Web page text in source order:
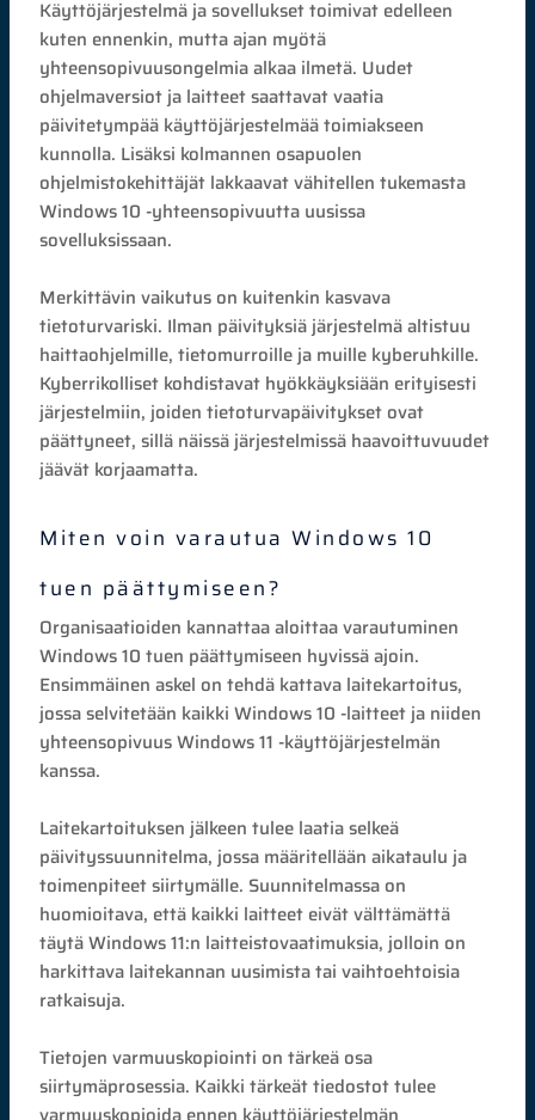
Käyttöjärjestelmä ja sovellukset toimivat edelleen
kuten ennenkin, mutta ajan myötä
yhteensopivuusongelmia alkaa ilmetä. Uudet
ohjelmaversiot ja laitteet saattavat vaatia
päivitetympää käyttöjärjestelmää toimiakseen
kunnolla. Lisäksi kolmannen osapuolen
ohjelmistokehittäjät lakkaavat vähitellen tukemasta
Windows 10 -yhteensopivuutta uusissa
sovelluksissaan.
Merkittävin vaikutus on kuitenkin kasvava
tietoturvariski. Ilman päivityksiä järjestelmä altistuu
haittaohjelmille, tietomurroille ja muille kyberuhkille.
Kyberrikolliset kohdistavat hyökkäyksiään erityisesti
järjestelmiin, joiden tietoturvapäivitykset ovat
päättyneet, sillä näissä järjestelmissä haavoittuvuudet
jäävät korjaamatta.
Miten voin varautua Windows 10
tuen päättymiseen?
Organisaatioiden kannattaa aloittaa varautuminen
Windows 10 tuen päättymiseen hyvissä ajoin.
Ensimmäinen askel on tehdä kattava laitekartoitus,
jossa selvitetään kaikki Windows 10 -laitteet ja niiden
yhteensopivuus Windows 11 -käyttöjärjestelmän
kanssa.
Laitekartoituksen jälkeen tulee laatia selkeä
päivityssuunnitelma, jossa määritellään aikataulu ja
toimenpiteet siirtymälle. Suunnitelmassa on
huomioitava, että kaikki laitteet eivät välttämättä
täytä Windows 11:n laitteistovaatimuksia, jolloin on
harkittava laitekannan uusimista tai vaihtoehtoisia
ratkaisuja.
Tietojen varmuuskopiointi on tärkeä osa
siirtymäprosessia. Kaikki tärkeät tiedostot tulee